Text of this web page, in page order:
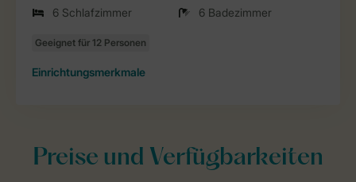
6 Schlafzimmer
6 Badezimmer
Einrichtungsmerkmale
Preise und Verfügbarkeiten